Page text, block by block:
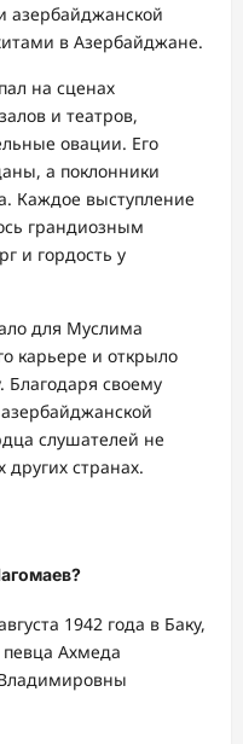
в Азербайджане.
на сценах
и театров,
овации. Его
а поклонники
Каждое выступление
грандиозным
и гордость у
для Муслима
карьере и открыло
своему
слушателей не
других странах.
1942 года в Баку,
Ахмеда